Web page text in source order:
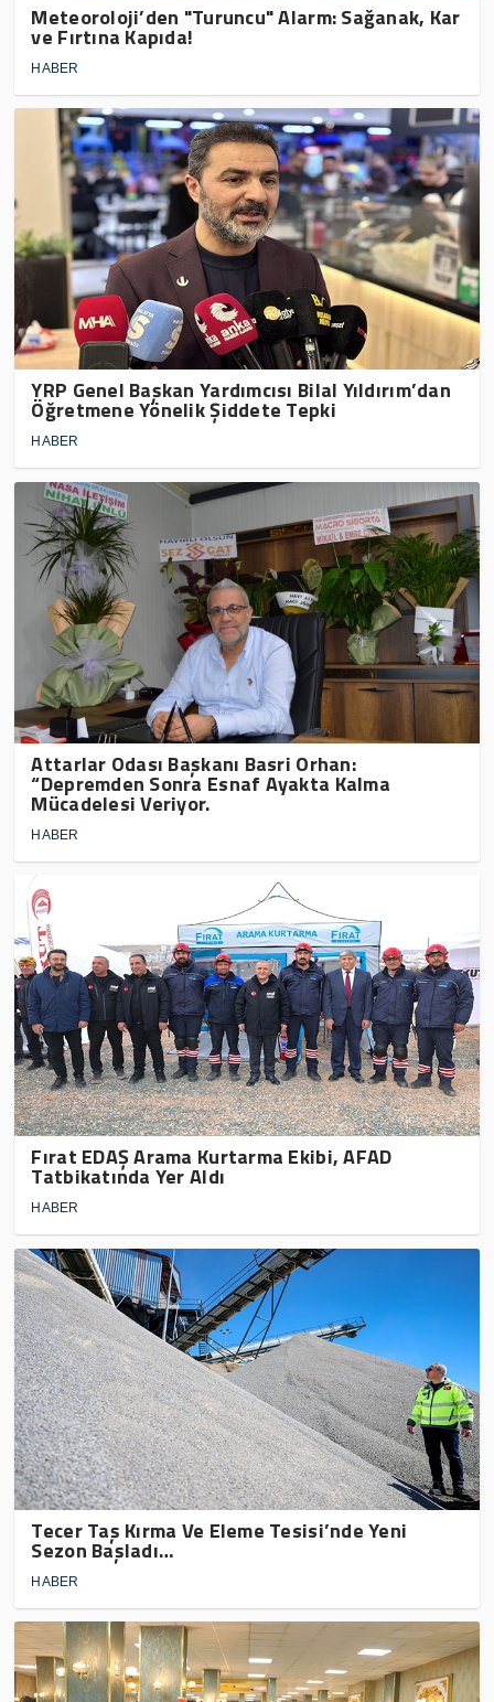
Meteoroloji’den "Turuncu" Alarm: Sağanak, Kar
ve Fırtına Kapıda!
HABER
YRP Genel Başkan Yardımcısı Bilal Yıldırım’dan
Öğretmene Yönelik Şiddete Tepki
HABER
Attarlar Odası Başkanı Basri Orhan:
“Depremden Sonra Esnaf Ayakta Kalma
Mücadelesi Veriyor.
HABER
Fırat EDAŞ Arama Kurtarma Ekibi, AFAD
Tatbikatında Yer Aldı
HABER
Tecer Taş Kırma Ve Eleme Tesisi’nde Yeni
Sezon Başladı…
HABER